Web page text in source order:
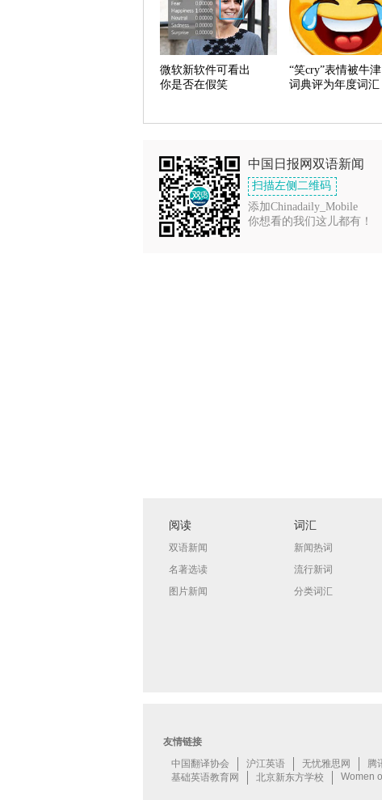
微软新软件可看出
你是否在假笑
“笑cry”表情被牛津
词典评为年度词汇
中国日报网双语新闻
扫描左侧二维码
添加Chinadaily_Mobile
你想看的我们这儿都有！
阅读
双语新闻
名著选读
图片新闻
词汇
新闻热词
流行新词
分类词汇